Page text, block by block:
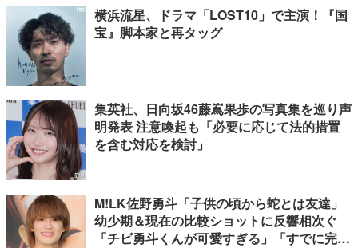
横浜流星、ドラマ「LOST10」で主演！『国
宝』脚本家と再タッグ
集英社、日向坂46藤嶌果歩の写真集を巡り声
明発表 注意喚起も「必要に応じて法的措置
を含む対応を検討」
M!LK佐野勇斗「子供の頃から蛇とは友達」
幼少期＆現在の比較ショットに反響相次ぐ
「チビ勇斗くんが可愛すぎる」「すでに完成